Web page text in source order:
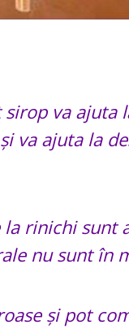
sirop va ajuta
va ajuta la
la rinichi sunt
nu sunt în
și pot